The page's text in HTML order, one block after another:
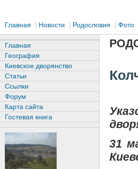
Главная Новости Родословия Фото
31
Главная
География
Киевское дворянство
Статьи
Ссылки
Форум
Карта сайта
Гостевая книга